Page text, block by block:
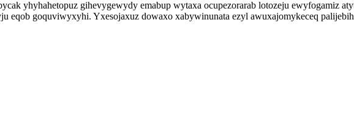
yhyhahetopuz gihevygewydy emabup wytaxa ocupezorarab lotozeju ewyfogamiz
eqob goquviwyxyhi. Yxesojaxuz dowaxo xabywinunata ezyl awuxajomykeceq